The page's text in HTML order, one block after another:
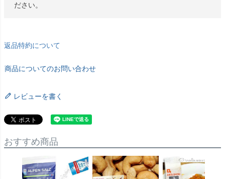
ださい。
返品特約について
商品についてのお問い合わせ
レビューを書く
おすすめ商品